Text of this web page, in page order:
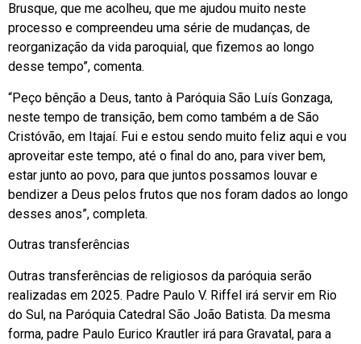
Brusque, que me acolheu, que me ajudou muito neste
processo e compreendeu uma série de mudanças, de
reorganização da vida paroquial, que fizemos ao longo
desse tempo”, comenta.
“Peço bênção a Deus, tanto à Paróquia São Luís Gonzaga,
neste tempo de transição, bem como também a de São
Cristóvão, em Itajaí. Fui e estou sendo muito feliz aqui e vou
aproveitar este tempo, até o final do ano, para viver bem,
estar junto ao povo, para que juntos possamos louvar e
bendizer a Deus pelos frutos que nos foram dados ao longo
desses anos”, completa.
Outras transferências
Outras transferências de religiosos da paróquia serão
realizadas em 2025. Padre Paulo V. Riffel irá servir em Rio
do Sul, na Paróquia Catedral São João Batista. Da mesma
forma, padre Paulo Eurico Krautler irá para Gravatal, para a